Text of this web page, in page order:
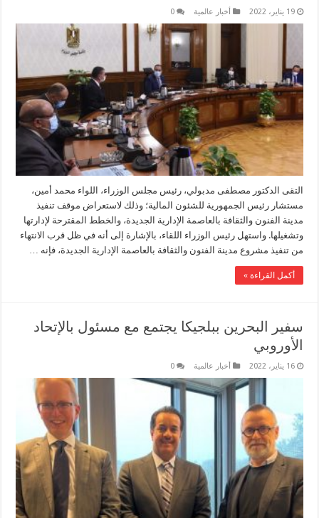
19 يناير، 2022 أخبار عالمية 0
التقى الدكتور مصطفى مدبولي، رئيس مجلس الوزراء، اللواء محمد أمين،
مستشار رئيس الجمهورية للشئون المالية؛ وذلك لاستعراض موقف تنفيذ
مدينة الفنون والثقافة بالعاصمة الإدارية الجديدة، والخطط المقترحة لإدارتها
وتشغيلها. واستهل رئيس الوزراء اللقاء، بالإشارة إلى أنه في ظل قرب الانتهاء
من تنفيذ مشروع مدينة الفنون والثقافة بالعاصمة الإدارية الجديدة، فإنه …
أكمل القراءة »
سفير البحرين ببلجيكا يجتمع مع مسئول بالإتحاد
الأوروبي
16 يناير، 2022 أخبار عالمية 0